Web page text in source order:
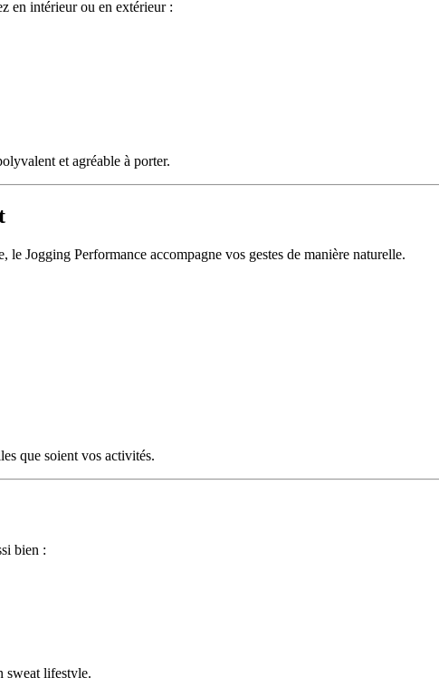
en intérieur ou en extérieur :
et agréable à porter.
Jogging Performance accompagne vos gestes de manière naturelle.
que soient vos activités.
bien :
sweat lifestyle.